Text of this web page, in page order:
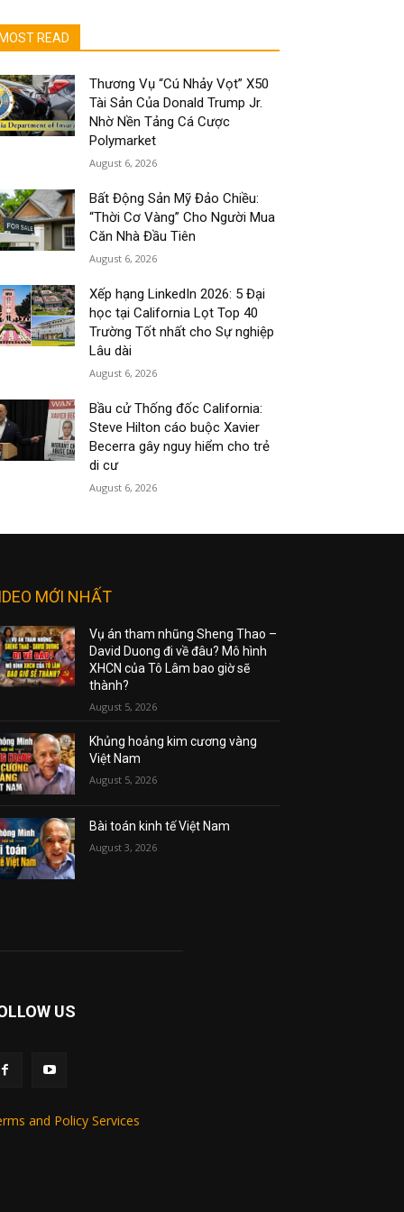
MOST READ
Thương Vụ “Cú Nhảy Vọt” X50
Tài Sản Của Donald Trump Jr.
Nhờ Nền Tảng Cá Cược
Polymarket
August 6, 2026
Bất Động Sản Mỹ Đảo Chiều:
“Thời Cơ Vàng” Cho Người Mua
Căn Nhà Đầu Tiên
August 6, 2026
Xếp hạng LinkedIn 2026: 5 Đại
học tại California Lọt Top 40
Trường Tốt nhất cho Sự nghiệp
Lâu dài
August 6, 2026
Bầu cử Thống đốc California:
Steve Hilton cáo buộc Xavier
Becerra gây nguy hiểm cho trẻ
di cư
August 6, 2026
MỚI NHẤT
Vụ án tham nhũng Sheng Thao –
David Duong đi về đâu? Mô hình
XHCN của Tô Lâm bao giờ sẽ
thành?
August 5, 2026
Khủng hoảng kim cương vàng
Việt Nam
August 5, 2026
Bài toán kinh tế Việt Nam
August 3, 2026
US
and Policy Services